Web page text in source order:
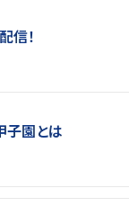
信！
子園とは